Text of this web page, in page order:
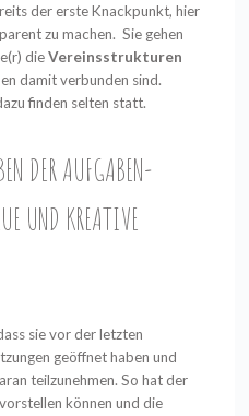
der erste Knackpunkt, hier
zu machen. Sie gehen
dieVereinsstrukturen
damit verbunden sind.
finden selten statt.
DER AUFGABEN-
UND KREATIVE
sie vor der letzten
geöffnet haben und
teilzunehmen. So hat der
können und die